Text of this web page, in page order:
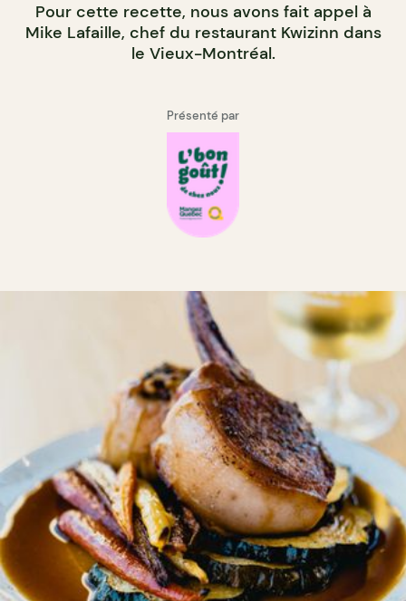
Pour cette recette, nous avons fait appel à
Mike Lafaille, chef du restaurant Kwizinn dans
le Vieux-Montréal.
Présenté par